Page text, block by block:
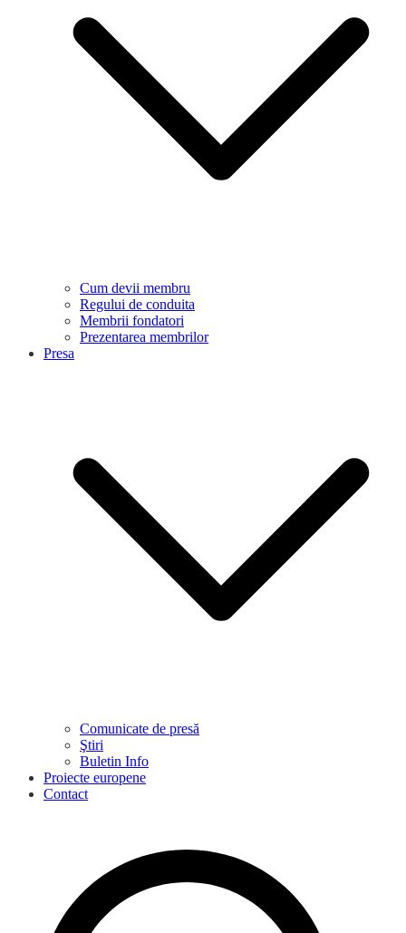
Cum devii membru
Regului de conduita
Membrii fondatori
Prezentarea membrilor
Presa
Comunicate de presă
Ştiri
Buletin Info
Proiecte europene
Contact